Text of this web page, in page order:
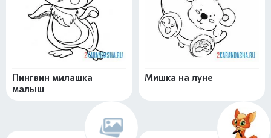
Пингвин милашка
малыш
Мишка на луне